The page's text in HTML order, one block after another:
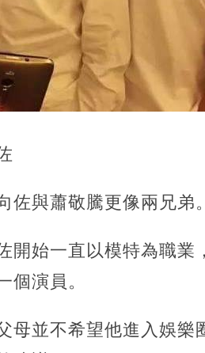
佐與蕭敬騰更像兩兄弟。
開始一直以模特為職
個演員。
母並不希望他進入娛